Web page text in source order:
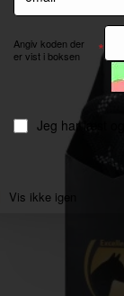
Angiv koden der
er vist i boksen
Jeg har læst
Vis ikke igen